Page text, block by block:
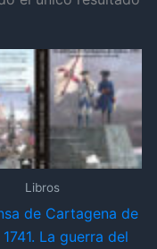
Libros
de Cartagena de
La guerra del